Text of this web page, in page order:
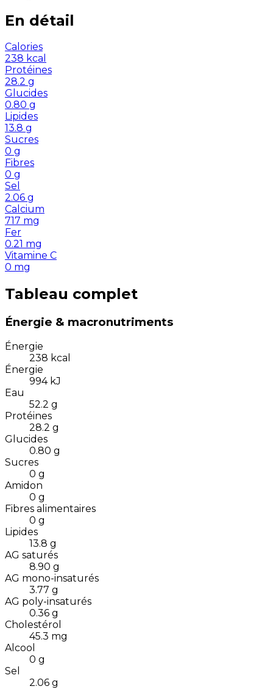
En détail
Calories
238 kcal
Protéines
28.2 g
Glucides
0.80 g
Lipides
13.8 g
Sucres
0 g
Fibres
0 g
Sel
2.06 g
Calcium
717 mg
Fer
0.21 mg
Vitamine C
0 mg
Tableau complet
Énergie & macronutriments
Énergie
238 kcal
Énergie
994 kJ
Eau
52.2 g
Protéines
28.2 g
Glucides
0.80 g
Sucres
0 g
Amidon
0 g
Fibres alimentaires
0 g
Lipides
13.8 g
AG saturés
8.90 g
AG mono-insaturés
3.77 g
AG poly-insaturés
0.36 g
Cholestérol
45.3 mg
Alcool
0 g
Sel
2.06 g